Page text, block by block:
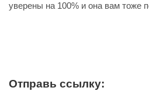
уверены на 100% и она вам тоже
Отправь ссылку: